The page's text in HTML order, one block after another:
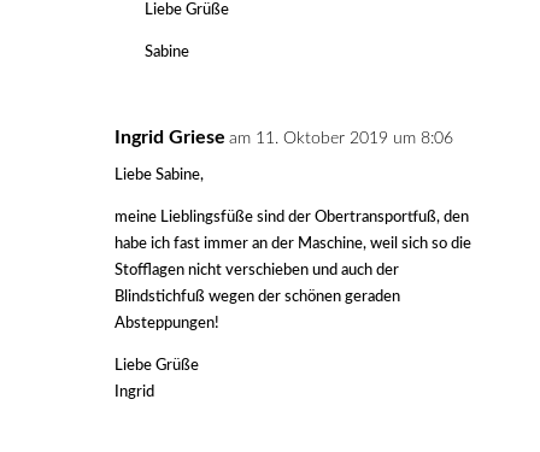
Liebe Grüße
Sabine
Ingrid Griese am 11. Oktober 2019 um 8:06
Liebe Sabine,
meine Lieblingsfüße sind der Obertransportfuß, den
habe ich fast immer an der Maschine, weil sich so die
Stofflagen nicht verschieben und auch der
Blindstichfuß wegen der schönen geraden
Absteppungen!
Liebe Grüße
Ingrid